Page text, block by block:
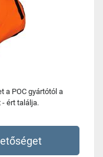
a POC gyártótól a
- ért találja.